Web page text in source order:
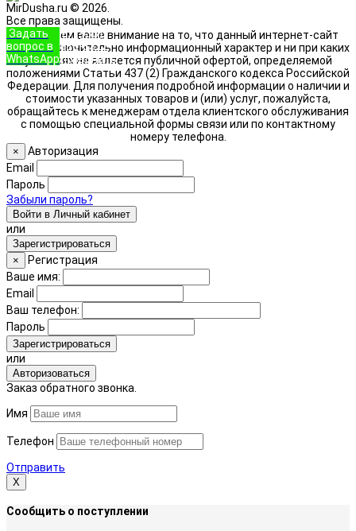
MirDusha.ru © 2026.
Все права защищены.
Обращаем ваше внимание на то, что данный интернет-сайт
носит исключительно информационный характер и ни при каких
условиях не является публичной офертой, определяемой
положениями Статьи 437 (2) Гражданского кодекса Российской
Федерации. Для получения подробной информации о наличии и
стоимости указанных товаров и (или) услуг, пожалуйста,
обращайтесь к менеджерам отдела клиентского обслуживания
с помощью специальной формы связи или по контактному
номеру телефона.
Задать
вопрос в
WhatsApp
+7 (933)
888-8322
Позвонить
×
Авторизация
Email
Пароль
Забыли пароль?
Войти в Личный кабинет
или
Зарегистрироваться
×
Регистрация
Ваше имя:
Email
Ваш телефон:
Пароль
Зарегистрироваться
или
Авторизоваться
Заказ обратного звонка.
Имя
Телефон
Отправить
Х
Сообщить о поступлении